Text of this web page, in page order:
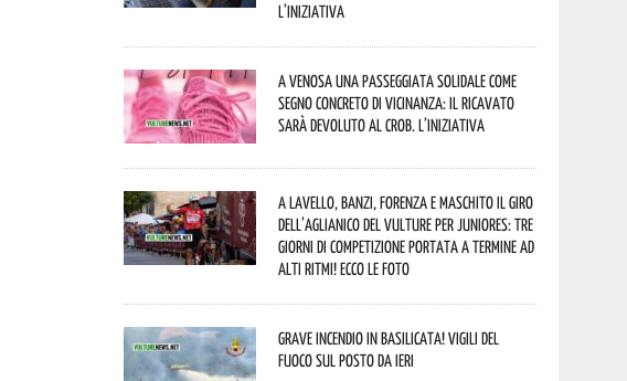
L’iniziativa
A Venosa una passeggiata solidale come
segno concreto di vicinanza: il ricavato
sarà devoluto al CROB. L’iniziativa
A Lavello, Banzi, Forenza e Maschito il Giro
dell’Aglianico del Vulture per juniores: tre
giorni di competizione portata a termine ad
alti ritmi! Ecco le foto
Grave incendio in Basilicata! Vigili del
fuoco sul posto da ieri